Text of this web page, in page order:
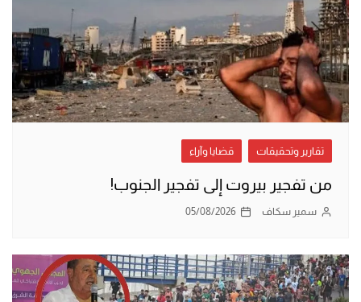
تقارير وتحقيقات قضايا وآراء
من تفجير بيروت إلى تفجير الجنوب!
سمير سكاف 05/08/2026